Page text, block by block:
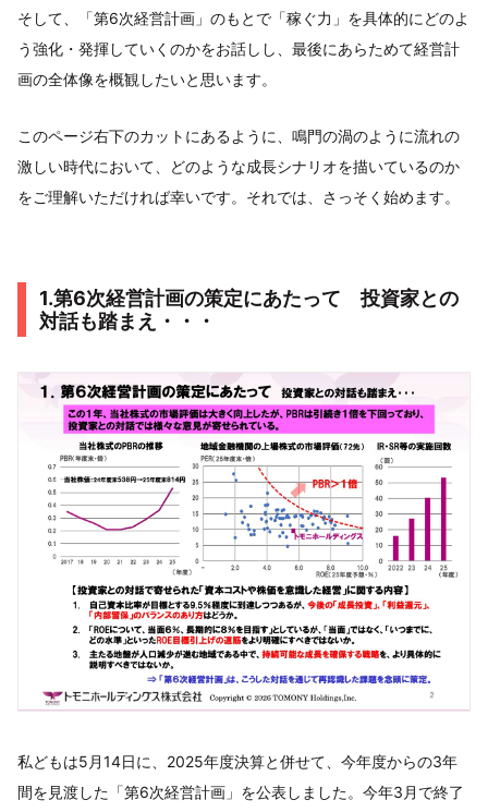
そして、「第6次経営計画」のもとで「稼ぐ力」を具体的にどのよ
う強化・発揮していくのかをお話しし、最後にあらためて経営計
画の全体像を概観したいと思います。
このページ右下のカットにあるように、鳴門の渦のように流れの
激しい時代において、どのような成長シナリオを描いているのか
をご理解いただければ幸いです。それでは、さっそく始めます。
1.第6次経営計画の策定にあたって 投資家との
対話も踏まえ・・・
私どもは5月14日に、2025年度決算と併せて、今年度からの3年
間を見渡した「第6次経営計画」を公表しました。今年3月で終了